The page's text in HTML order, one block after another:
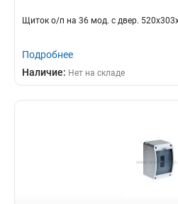
Щиток о/п на 36 мод. с двер.
Подробнее
Наличие: Нет на складе